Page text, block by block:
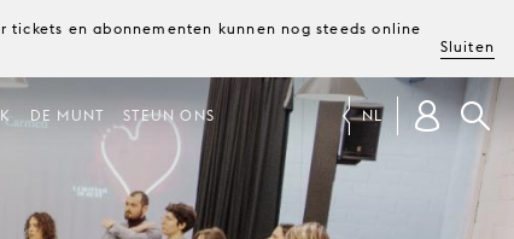
en abonnementen kunnen nog steeds online
Sluiten
DE MUNT STEUN ONS NL